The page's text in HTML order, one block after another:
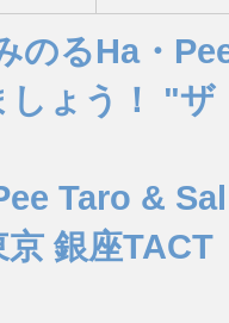
のるHa・
ょう！ "
Taro &
京 銀座